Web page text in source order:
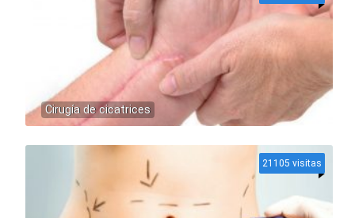
Cirugía de cicatrices
21105 visitas